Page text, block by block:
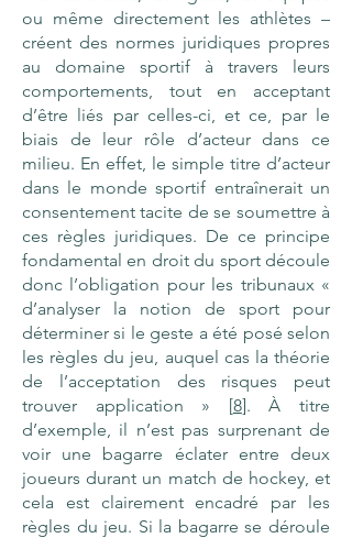
ou même directement les athlètes –
créent des normes juridiques propres
au domaine sportif à travers leurs
comportements, tout en acceptant
d’être liés par celles-ci, et ce, par le
biais de leur rôle d’acteur dans ce
milieu. En effet, le simple titre d’acteur
dans le monde sportif entraînerait un
consentement tacite de se soumettre à
ces règles juridiques. De ce principe
fondamental en droit du sport découle
donc l’obligation pour les tribunaux «
d’analyser la notion de sport pour
déterminer si le geste a été posé selon
les règles du jeu, auquel cas la théorie
de l’acceptation des risques peut
trouver application » [8]. À titre
d’exemple, il n’est pas surprenant de
voir une bagarre éclater entre deux
joueurs durant un match de hockey, et
cela est clairement encadré par les
règles du jeu. Si la bagarre se déroule